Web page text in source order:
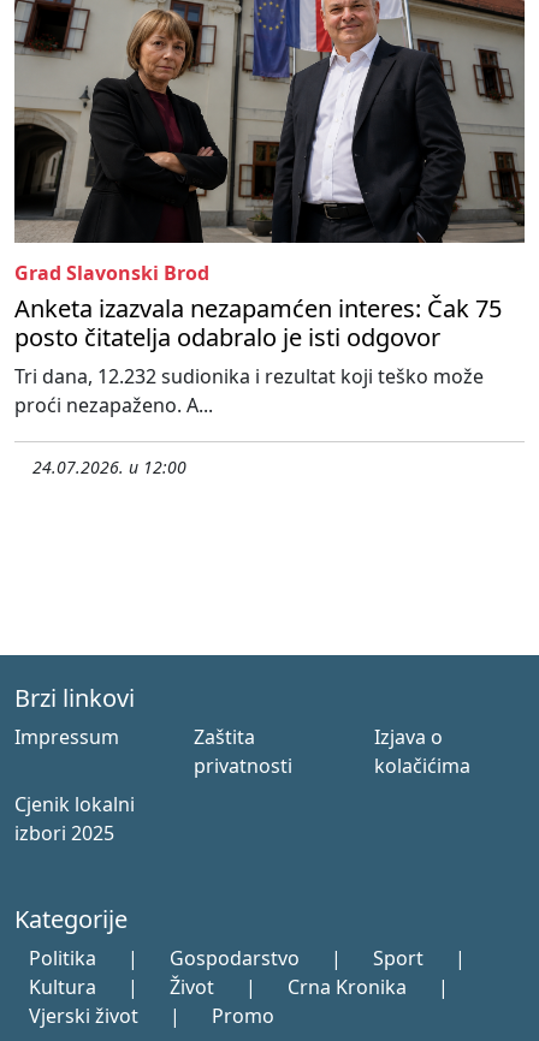
Grad Slavonski Brod
Anketa izazvala nezapamćen interes: Čak 75
posto čitatelja odabralo je isti odgovor
Tri dana, 12.232 sudionika i rezultat koji teško može
proći nezapaženo. A...
24.07.2026. u 12:00
Brzi linkovi
Impressum
Zaštita
privatnosti
Izjava o
kolačićima
Cjenik lokalni
izbori 2025
Kategorije
Politika | Gospodarstvo | Sport
|
Kultura
| Život | Crna Kronika
|
Vjerski život
| Promo